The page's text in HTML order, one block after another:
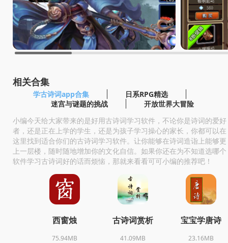
相关合集
学古诗词app合集
日系RPG精选
迷宫与谜题的挑战
开放世界大冒险
小编今天给大家带来的是好用古诗词学习软件，不论你是诗词的爱好
者，还是正在上学的学生，还是为孩子学习操心的家长，你都可以在
这里找到适合你们的古诗词学习软件。让你能够在诗词造诣上能够更
上一层楼，随时随地增加你的文化自信。如果你还在为不知道选哪个
软件学习古诗词好的话而烦恼，那就来看看可可小编的推荐吧！
西窗烛
75.94MB
古诗词赏析
41.09MB
宝宝学唐诗
23.16MB